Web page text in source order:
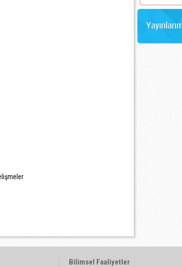
Bilimsel Faaliyetler